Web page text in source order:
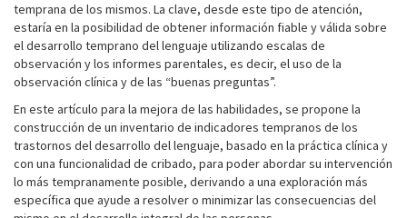
temprana de los mismos. La clave, desde este tipo de atención,
estaría en la posibilidad de obtener información fiable y válida sobre
el desarrollo temprano del lenguaje utilizando escalas de
observación y los informes parentales, es decir, el uso de la
observación clínica y de las “buenas preguntas”.
En este artículo para la mejora de las habilidades, se propone la
construcción de un inventario de indicadores tempranos de los
trastornos del desarrollo del lenguaje, basado en la práctica clínica y
con una funcionalidad de cribado, para poder abordar su intervención
lo más tempranamente posible, derivando a una exploración más
específica que ayude a resolver o minimizar las consecuencias del